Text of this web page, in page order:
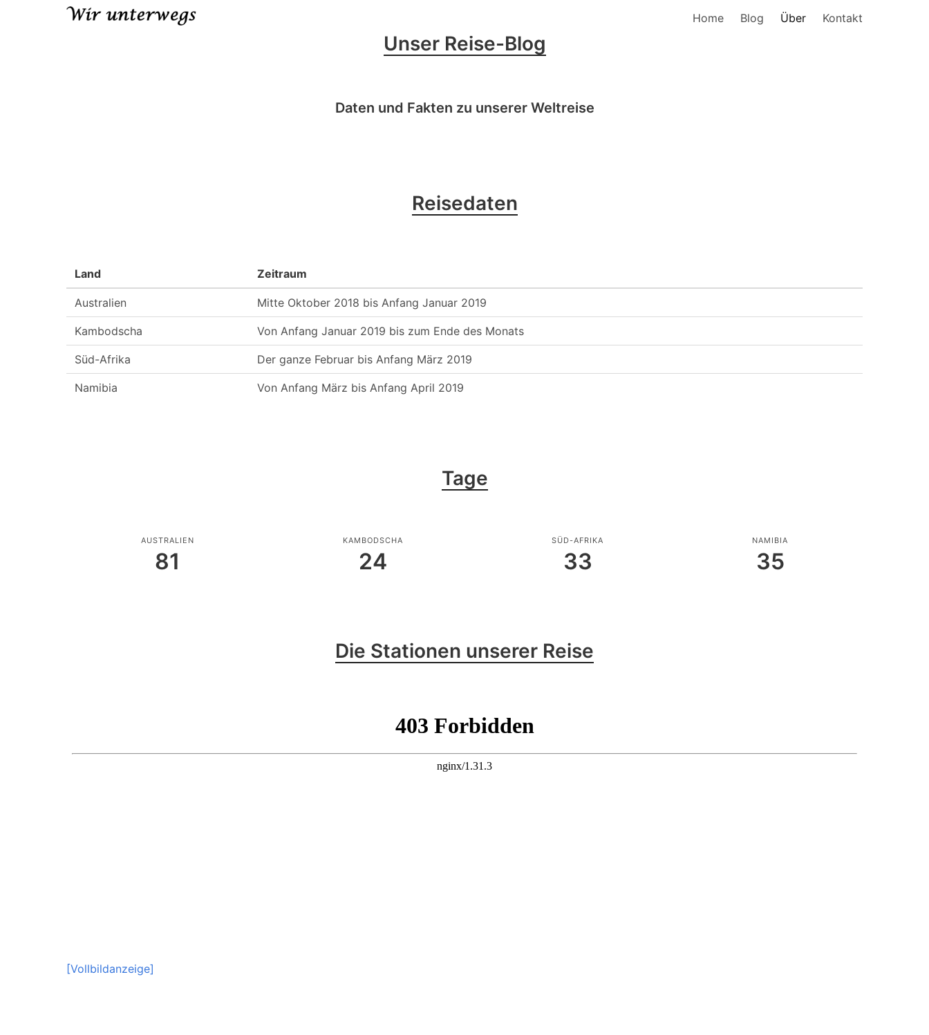
Home Blog Über Kontakt
Unser Reise-Blog
Daten und Fakten zu unserer Weltreise
Reisedaten
Land Zeitraum
Australien Mitte Oktober 2018 bis Anfang Januar 2019
Kambodscha Von Anfang Januar 2019 bis zum Ende des Monats
Süd-Afrika Der ganze Februar bis Anfang März 2019
Namibia Von Anfang März bis Anfang April 2019
Tage
AUSTRALIEN
81
KAMBODSCHA
24
SÜD-AFRIKA
33
NAMIBIA
35
Die Stationen unserer Reise
[Vollbildanzeige]